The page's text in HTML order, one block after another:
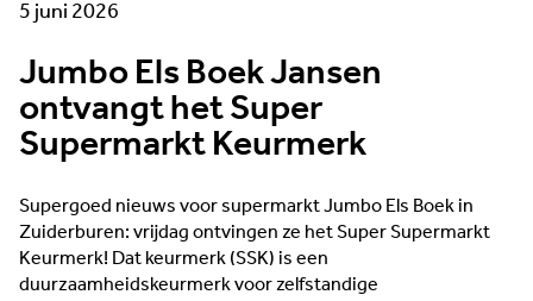
5 juni 2026
Jumbo Els Boek Jansen
ontvangt het Super
Supermarkt Keurmerk
Supergoed nieuws voor supermarkt Jumbo Els Boek in
Zuiderburen: vrijdag ontvingen ze het Super Supermarkt
Keurmerk! Dat keurmerk (SSK) is een
duurzaamheidskeurmerk voor zelfstandige